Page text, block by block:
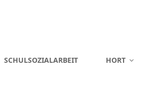
SCHULSOZIALARBEIT HORT